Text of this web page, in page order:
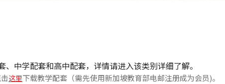
、中学配套和高中配套，详情请进入该类别详细了解。
下载教学配套（需先使用新加坡教育部电邮注册成为会员)。